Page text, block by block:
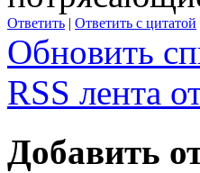
Ответить | Ответить с цитатой
Обновить
RSS лента
Добавить